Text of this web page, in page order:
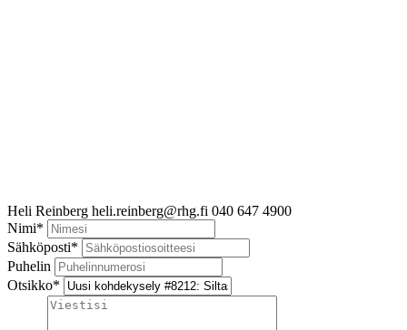
Heli Reinberg heli.reinberg@rhg.fi 040 647 4900
Nimi*
Sähköposti*
Puhelin
Otsikko*